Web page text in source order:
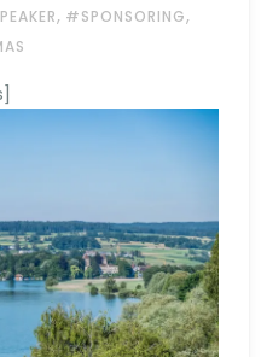
, #SPONSORING,